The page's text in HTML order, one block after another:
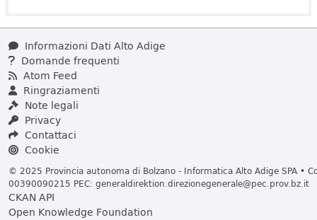
Informazioni Dati Alto Adige
Domande frequenti
Atom Feed
Ringraziamenti
Note legali
Privacy
Contattaci
Cookie
© 2025 Provincia autonoma di Bolzano - Informatica Alto Adige SPA •
00390090215 PEC: generaldirektion.direzionegenerale@pec.prov.bz.it
CKAN API
Open Knowledge Foundation